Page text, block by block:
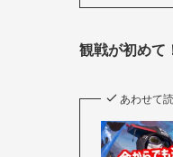
観戦が初めて
あわせて